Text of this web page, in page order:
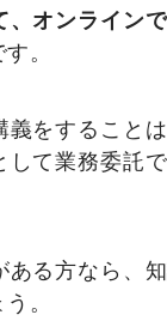
、オンライン
。
義をすること
して業務委託
ある方なら、
。